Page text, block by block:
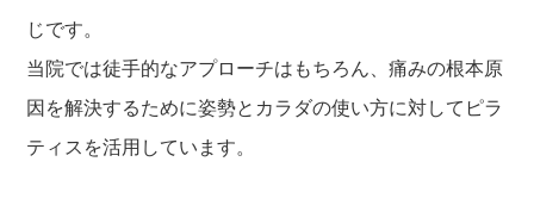
じです。
当院では徒手的なアプローチはもちろん、痛みの根本原
因を解決するために姿勢とカラダの使い方に対してピラ
ティスを活用しています。